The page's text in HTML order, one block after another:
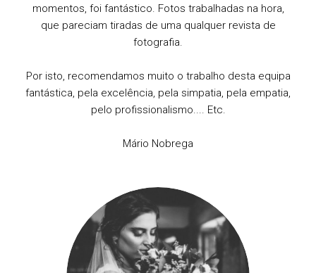
momentos, foi fantástico. Fotos trabalhadas na hora,
que pareciam tiradas de uma qualquer revista de
fotografia.
Por isto, recomendamos muito o trabalho desta equipa
fantástica, pela excelência, pela simpatia, pela empatia,
pelo profissionalismo.... Etc.
Mário Nobrega